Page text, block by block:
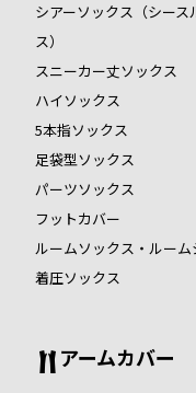
シアーソックス（シース
ス）
スニーカー丈ソックス
ハイソックス
5本指ソックス
足袋型ソックス
パーツソックス
フットカバー
ルームソックス・ルーム
着圧ソックス
アームカバー